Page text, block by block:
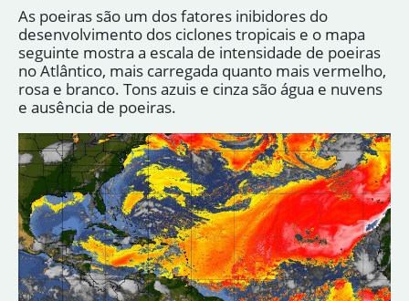
As poeiras são um dos fatores inibidores do
desenvolvimento dos ciclones tropicais e o mapa
seguinte mostra a escala de intensidade de poeiras
no Atlântico, mais carregada quanto mais vermelho,
rosa e branco. Tons azuis e cinza são água e nuvens
e ausência de poeiras.